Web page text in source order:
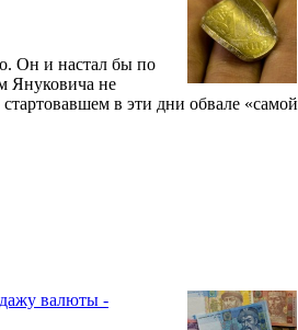
Он и настал бы по
Януковича не
в эти дни обвале «самой
валюты -